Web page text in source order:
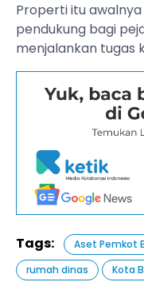
Properti itu
pendukung bagi
menjalankan tugas
Tags: Aset Pemkot
rumah dinas
Kota